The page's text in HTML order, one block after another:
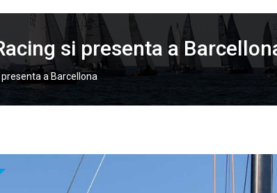
si presenta a
presenta a Barcellona